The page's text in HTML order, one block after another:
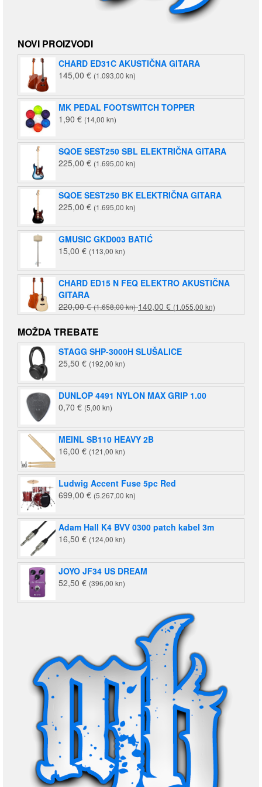
NOVI PROIZVODI
CHARD ED31C AKUSTIČNA GITARA
145,00 € (1.093,00 kn)
MK PEDAL FOOTSWITCH TOPPER
1,90 € (14,00 kn)
SQOE SEST250 SBL ELEKTRIČNA GITARA
225,00 € (1.695,00 kn)
SQOE SEST250 BK ELEKTRIČNA GITARA
225,00 € (1.695,00 kn)
GMUSIC GKD003 BATIĆ
15,00 € (113,00 kn)
CHARD ED15 N FEQ ELEKTRO AKUSTIČNA
GITARA
220,00€ (1.658,00 kn)Izvorna
cijena
je:
220,00 €
140,00 € (1.055,00 kn)
cijena
140,00 €
MOŽDA TREBATE
STAGG SHP-3000H SLUŠALICE
25,50 € (192,00 kn)
DUNLOP 4491 NYLON MAX GRIP 1.00
0,70 € (5,00 kn)
MEINL SB110 HEAVY 2B
16,00 € (121,00 kn)
Ludwig Accent Fuse 5pc Red
699,00 € (5.267,00 kn)
Adam Hall K4 BVV 0300 patch kabel 3m
16,50 € (124,00 kn)
JOYO JF34 US DREAM
52,50 € (396,00 kn)